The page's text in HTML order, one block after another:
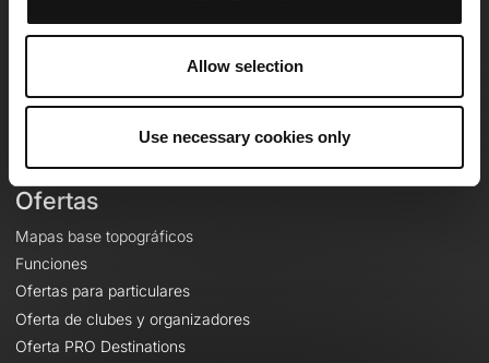
Allow selection
Use necessary cookies only
A proposito
Ofertas
Mapas base topográficos
Funciones
Ofertas para particulares
Oferta de clubes y organizadores
Oferta PRO Destinations